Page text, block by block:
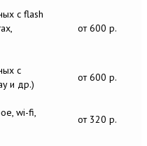
c flash
от 600 р.
c
и др.)
от 600 р.
wi-fi,
от 320 р.